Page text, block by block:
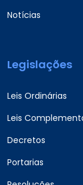
Notícias
Legislações
Leis Ordinárias
Leis
Decretos
Portarias